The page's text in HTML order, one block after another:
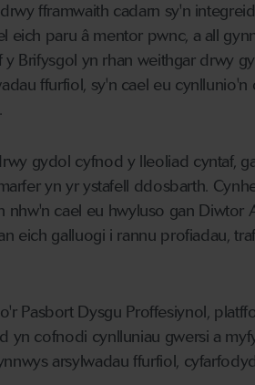
fframwaith cadarn sy'n
paru â mentor pwnc, a all
Brifysgol yn rhan weithgar drwy
ffurfiol, sy'n cael eu cynllunio'n
gydol cyfnod y lleoliad cyntaf,
yn yr ystafell ddosbarth.
cael eu hwyluso gan Diwtor
eich galluogi i rannu profiadau,
Pasbort Dysgu Proffesiynol,
yn cofnodi cynlluniau gwersi a
arsylwadau ffurfiol,